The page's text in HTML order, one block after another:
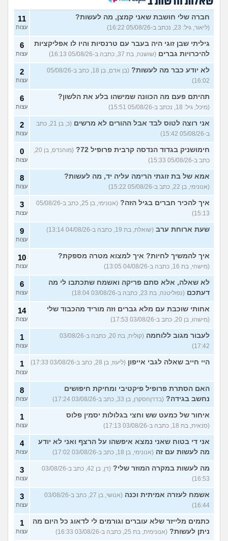
במה לעבוד? (אנונימי, בן 17)
שחוק עד דמעות מעבודה
זמנית: האם לחתום אבטלה
ולהשקיע בהייטק או למצוא
עבודה אחרת?
(סטודנט, בן 22)
3
עצות
איך מוצאים עבודה בעיר שלי?
(אסי, בן 38)
5
עצות
האם כדאי עגלות באמריקה/
קוסמטיקה?
(אנגל, בת 22)
3
עצות
מסיימת תואר במדמח ולא
יודעת לאן להמשיך מפה
בת 23)
3
עצות
שאלות על המקצוע של הנהלת
חשבונות (מישהי, בת 30)
5
עצות
איך לשפר את הנושא
התעסוקתי? (אנונימית, בת 27)
4
עצות
איך להבין מה הכיוון שלי?
(אנונימית, בת 21)
4
עצות
עוד שאלות חדשות במדור
חברה שלי חושבת שאני קמצן, מה לעשות?
(ליאור, גיל: 23, נכתב ב-05/08/26 16:22)
11
עצות
גיליתי שבן זוגי היה בעבר עם טרנסיות והיו לו אפליקציות
להיכרויות גברים (שושנה, בת 37, כתבה ב-05/08/26 16:13)
6
עצות
לא יודע כבר מה לעשות?
(בן אדם, בן 18, כתב ב-05/08/26
16:02)
2
עצות
תהיתם פעם מה הכוונה שמישהו בלע את הלשון?
(מיכל, גיל: 18, נכתב ב-05/08/26 15:51)
6
עצות
אני רוצה לטוס לבד אבל ההורים לא מרשים
(כ, בן 21, כתב
ב-05/08/26 15:42)
2
עצות
חימושניק בגדוד הנדסה קרבית פרופיל 72?
(מוהנדס, בן 20,
כתב ב-05/08/26 15:33)
0
עצות
אמא של בת זוגתי הרימה עליה יד, מה לעשות?
(אנונימי, בן 22, כתב ב-05/08/26 15:22)
8
עצות
איך להכיר חברים בגיל הזה?
(אנונימי, בן 25, כתב ב-05/08/26
15:13)
3
עצות
שעת ארוחת ערב (שואלת, בת 19, כתבה ב-04/08/26 13:14) 9
עצות
איך להמשיך לחיות? איך למצוא מטרה מספקת?
(מישהי, בת 16, כתבה ב-04/08/26 13:05)
10
עצות
לא שאלה, אלא סתם פריקה ואשמח שתכתבו לי מה
דעתכם (נפוליטנה, בת 23, כתבה ב-03/08/26 18:04)
6
עצות
אחותי שוכבת עם מלא גברים וזה מוריד מהכבוד שלי
(מישהו, בן 20, כתב ב-03/08/26 17:53)
14
עצות
לעבור מגוב ללוחמה
(קולית, בת 20, כתבה ב-03/08/26
17:42)
1
עצות
היי חייב שאלה לגבי אייפון (ליעוז, בן 28, כתב ב-03/08/26 17:33) 1
עצות
האם הסתרת פרופיל פיקטיבי ומחיקת חיפושים
נחשב בגידה? (בדרןהסקרן, בן 33, כתב ב-03/08/26 17:24)
8
עצות
איחור של כמעט שש וחצי בגלולות יסמין פלוס
(סנאית, בת 18, כתבה ב-03/08/26 17:13)
1
עצות
אני די בטוח שאני נמצא איפשהו על הרצף ואני לא יודע
מה לעשות עם זה (אנונימי, בן 18, כתב ב-03/08/26 17:02)
4
עצות
מה לעשות במקרה המוזר שלי?
(דן, בן 42, כתב ב-03/08/26
16:53)
3
עצות
אשמח לעזרה אמיתית וכנה
(אנושי, בן 27, כתב ב-03/08/26
16:44)
3
עצות
כתמים מלייזר שלא עוברים וגורמים לי לדאוג כל היום מה
ניתן לעשות? (אנונימית, בת 25, כתבה ב-03/08/26 16:33)
1
עצות